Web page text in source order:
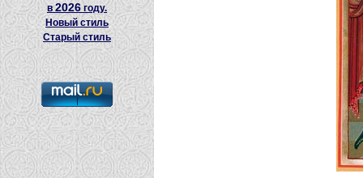
в2026 году.
Новый стиль
Старый стиль